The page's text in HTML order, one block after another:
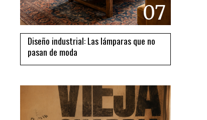
07
Diseño industrial: Las lámparas que no
pasan de moda